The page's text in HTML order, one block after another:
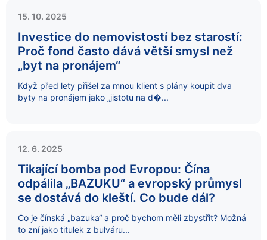
15. 10. 2025
Investice do nemovistostí bez starostí:
Proč fond často dává větší smysl než
„byt na pronájem“
Když před lety přišel za mnou klient s plány koupit dva
byty na pronájem jako „jistotu na d�...
12. 6. 2025
Tikající bomba pod Evropou: Čína
odpálila „BAZUKU“ a evropský průmysl
se dostává do kleští. Co bude dál?
Co je čínská „bazuka“ a proč bychom měli zbystřit? Možná
to zní jako titulek z bulváru...